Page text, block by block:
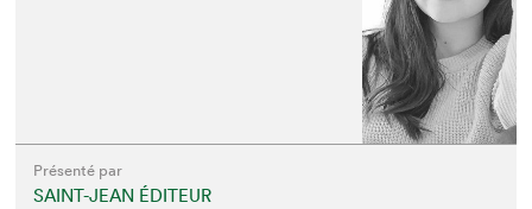
Présenté par
SAINT-JEAN ÉDITEUR